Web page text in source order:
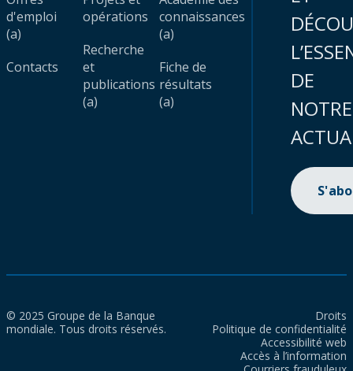
d'emploi
(a)
Contacts
opérations
Recherche
et
publications
(a)
connaissances
(a)
Fiche de
résultats
(a)
DE
NOTRE
© 2025 Groupe de la Banque
mondiale. Tous droits réservés.
Droits
Politique de confidentialité
Accessibilité web
Accès à l’information